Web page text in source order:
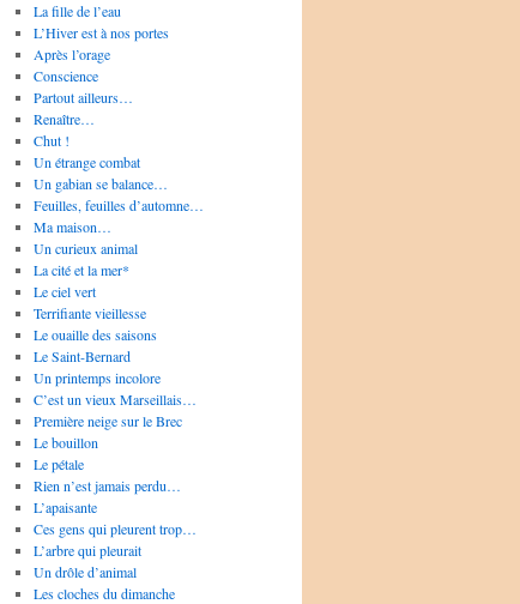
La fille de l’eau
L’Hiver est à nos portes
Après l’orage
Conscience
Partout ailleurs…
Renaître…
Chut !
Un étrange combat
Un gabian se balance…
Feuilles, feuilles d’automne…
Ma maison…
Un curieux animal
La cité et la mer*
Le ciel vert
Terrifiante vieillesse
Le ouaille des saisons
Le Saint-Bernard
Un printemps incolore
C’est un vieux Marseillais…
Première neige sur le Brec
Le bouillon
Le pétale
Rien n’est jamais perdu…
L’apaisante
Ces gens qui pleurent trop…
L’arbre qui pleurait
Un drôle d’animal
Les cloches du dimanche